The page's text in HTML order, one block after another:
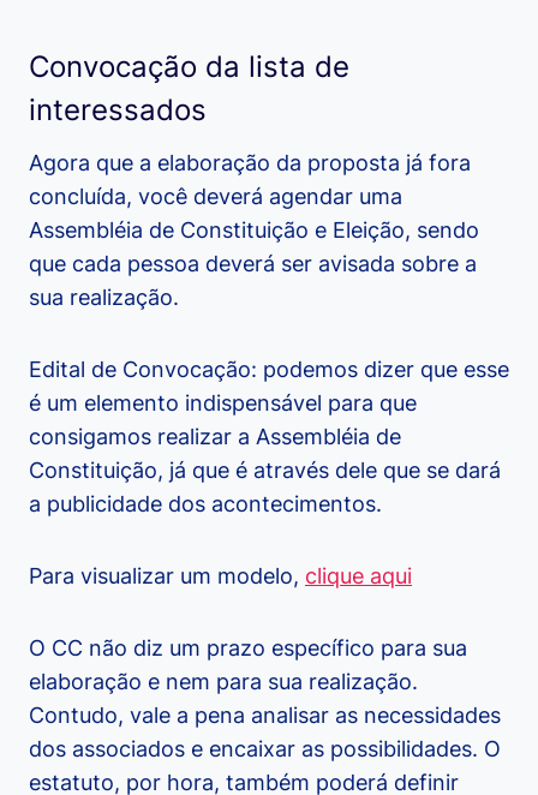
Convocação da lista de
interessados
Agora que a elaboração da proposta já fora
concluída, você deverá agendar uma
Assembléia de Constituição e Eleição, sendo
que cada pessoa deverá ser avisada sobre a
sua realização.
Edital de Convocação: podemos dizer que esse
é um elemento indispensável para que
consigamos realizar a Assembléia de
Constituição, já que é através dele que se dará
a publicidade dos acontecimentos.
Para visualizar um modelo, clique aqui
O CC não diz um prazo específico para sua
elaboração e nem para sua realização.
Contudo, vale a pena analisar as necessidades
dos associados e encaixar as possibilidades. O
estatuto, por hora, também poderá definir